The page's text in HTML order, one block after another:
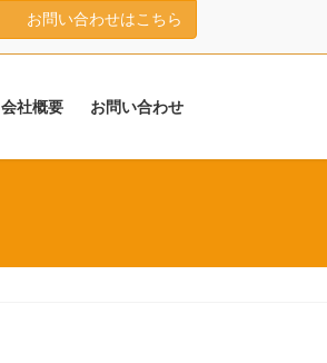
お問い合わせはこちら
会社概要 お問い合わせ